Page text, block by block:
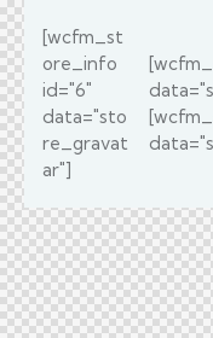
[wcfm_st
ore_info
id="6"
data="sto
re_gravat
ar"]